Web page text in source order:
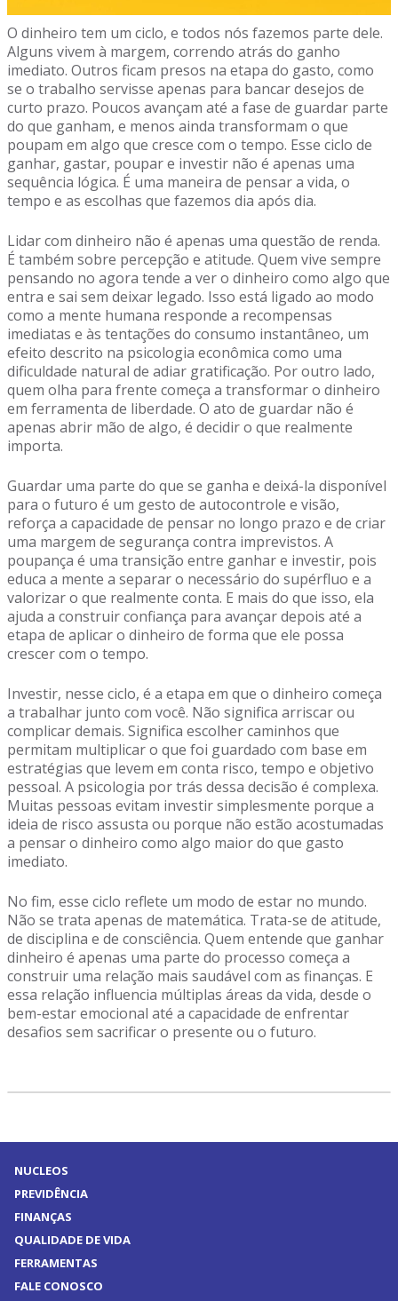
O dinheiro tem um ciclo, e todos nós fazemos parte dele.
Alguns vivem à margem, correndo atrás do ganho
imediato. Outros ficam presos na etapa do gasto, como
se o trabalho servisse apenas para bancar desejos de
curto prazo. Poucos avançam até a fase de guardar parte
do que ganham, e menos ainda transformam o que
poupam em algo que cresce com o tempo. Esse ciclo de
ganhar, gastar, poupar e investir não é apenas uma
sequência lógica. É uma maneira de pensar a vida, o
tempo e as escolhas que fazemos dia após dia.
Lidar com dinheiro não é apenas uma questão de renda.
É também sobre percepção e atitude. Quem vive sempre
pensando no agora tende a ver o dinheiro como algo que
entra e sai sem deixar legado. Isso está ligado ao modo
como a mente humana responde a recompensas
imediatas e às tentações do consumo instantâneo, um
efeito descrito na psicologia econômica como uma
dificuldade natural de adiar gratificação. Por outro lado,
quem olha para frente começa a transformar o dinheiro
em ferramenta de liberdade. O ato de guardar não é
apenas abrir mão de algo, é decidir o que realmente
importa.
Guardar uma parte do que se ganha e deixá-la disponível
para o futuro é um gesto de autocontrole e visão,
reforça a capacidade de pensar no longo prazo e de criar
uma margem de segurança contra imprevistos. A
poupança é uma transição entre ganhar e investir, pois
educa a mente a separar o necessário do supérfluo e a
valorizar o que realmente conta. E mais do que isso, ela
ajuda a construir confiança para avançar depois até a
etapa de aplicar o dinheiro de forma que ele possa
crescer com o tempo.
Investir, nesse ciclo, é a etapa em que o dinheiro começa
a trabalhar junto com você. Não significa arriscar ou
complicar demais. Significa escolher caminhos que
permitam multiplicar o que foi guardado com base em
estratégias que levem em conta risco, tempo e objetivo
pessoal. A psicologia por trás dessa decisão é complexa.
Muitas pessoas evitam investir simplesmente porque a
ideia de risco assusta ou porque não estão acostumadas
a pensar o dinheiro como algo maior do que gasto
imediato.
No fim, esse ciclo reflete um modo de estar no mundo.
Não se trata apenas de matemática. Trata-se de atitude,
de disciplina e de consciência. Quem entende que ganhar
dinheiro é apenas uma parte do processo começa a
construir uma relação mais saudável com as finanças. E
essa relação influencia múltiplas áreas da vida, desde o
bem-estar emocional até a capacidade de enfrentar
desafios sem sacrificar o presente ou o futuro.
NUCLEOS
PREVIDÊNCIA
FINANÇAS
QUALIDADE DE VIDA
FERRAMENTAS
FALE CONOSCO